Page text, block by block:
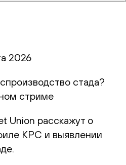
2026
стада?
стриме
Union расскажут о
КРС и выявлении